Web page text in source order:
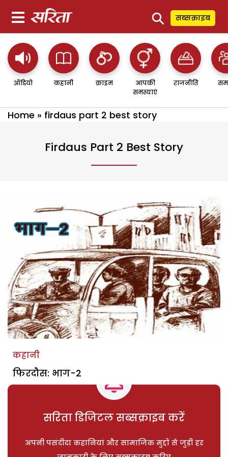
⚲ सब्सक्राइब
ऑडियो कहानी क्राइम
आपकी
समस्याएं
राजनीति
Home » firdaus part 2 best story
Firdaus Part 2 Best Story
कहानी
फिरदौस: भाग-2
सरिता डिजिटल सब्सक्राइब करें
अपनी पसंदीदा कहानियां और सामाजिक मुद्दों से जुड़ी हर